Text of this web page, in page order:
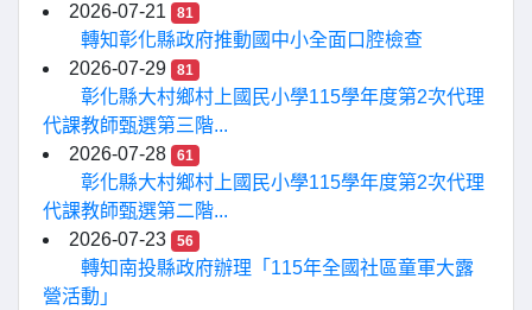
2026-07-21
81
轉知彰化縣政府推動國中小全面口腔檢查
2026-07-29
81
彰化縣大村鄉村上國民小學115學年度第2次代理
代課教師甄選第三階...
2026-07-28
61
彰化縣大村鄉村上國民小學115學年度第2次代理
代課教師甄選第二階...
2026-07-23
56
轉知南投縣政府辦理「115年全國社區童軍大露
營活動」